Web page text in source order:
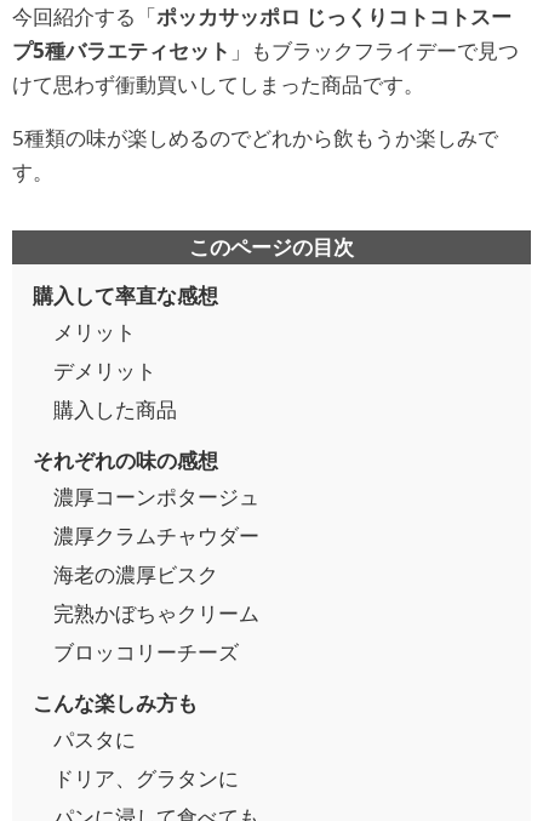
今回紹介する「ポッカサッポロ じっくりコトコトスー
プ5種バラエティセット 」もブラックフライデーで見つ
けて思わず衝動買いしてしまった商品です。
5種類の味が楽しめるのでどれから飲もうか楽しみで
す。
このページの目次
購入して率直な感想
メリット
デメリット
購入した商品
それぞれの味の感想
濃厚コーンポタージュ
濃厚クラムチャウダー
海老の濃厚ビスク
完熟かぼちゃクリーム
ブロッコリーチーズ
こんな楽しみ方も
パスタに
ドリア、グラタンに